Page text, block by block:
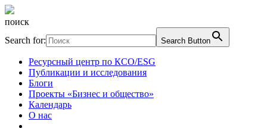
поиск
Search for:
Search Button
Ресурсный центр по КСО/ESG
Публикации и исследования
Блоги
Проекты «Бизнес и общество»
Календарь
О нас